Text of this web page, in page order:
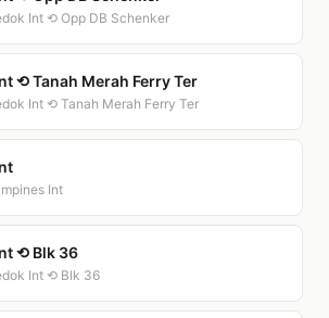
Int ⟲ Opp DB Schenker
⟲ Tanah Merah Ferry Ter
Int ⟲ Tanah Merah Ferry Ter
Int
⟲ Blk 36
Int ⟲ Blk 36